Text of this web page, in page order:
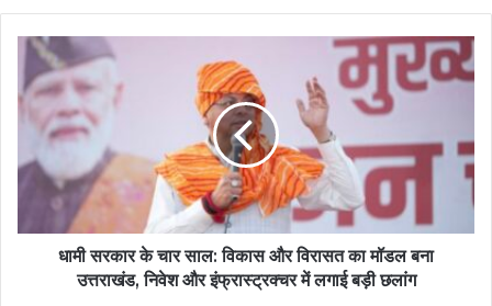
धामी सरकार के चार साल: विकास और विरासत का मॉडल बना
उत्तराखंड, निवेश और इंफ्रास्ट्रक्चर में लगाई बड़ी छलांग